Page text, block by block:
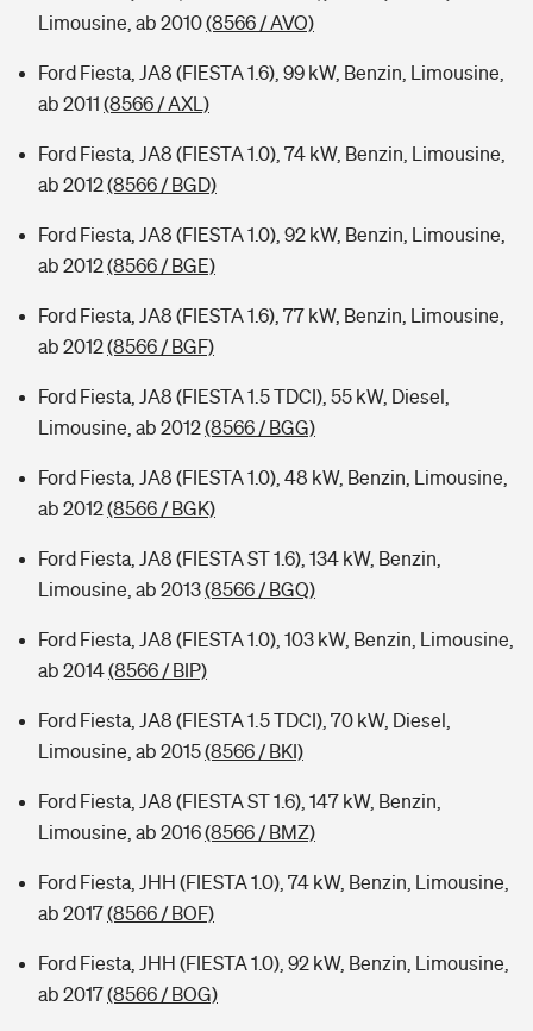
Limousine, ab 2010(8566 / AVO)
Ford Fiesta, JA8 (FIESTA 1.6), 99 kW, Benzin, Limousine,
ab 2011 (8566 / AXL)
Ford Fiesta, JA8 (FIESTA 1.0), 74 kW, Benzin, Limousine,
ab 2012(8566 / BGD)
Ford Fiesta, JA8 (FIESTA 1.0), 92 kW, Benzin, Limousine,
ab 2012(8566 / BGE)
Ford Fiesta, JA8 (FIESTA 1.6), 77 kW, Benzin, Limousine,
ab 2012(8566 / BGF)
Ford Fiesta, JA8 (FIESTA 1.5 TDCI), 55 kW, Diesel,
Limousine, ab 2012(8566 / BGG)
Ford Fiesta, JA8 (FIESTA 1.0), 48 kW, Benzin, Limousine,
ab 2012(8566 / BGK)
Ford Fiesta, JA8 (FIESTA ST 1.6), 134 kW, Benzin,
Limousine, ab 2013(8566 / BGQ)
Ford Fiesta, JA8 (FIESTA 1.0), 103 kW, Benzin, Limousine,
ab 2014(8566 / BIP)
Ford Fiesta, JA8 (FIESTA 1.5 TDCI), 70 kW, Diesel,
Limousine, ab 2015(8566 / BKI)
Ford Fiesta, JA8 (FIESTA ST 1.6), 147 kW, Benzin,
Limousine, ab 2016(8566 / BMZ)
Ford Fiesta, JHH (FIESTA 1.0), 74 kW, Benzin, Limousine,
ab 2017(8566 / BOF)
Ford Fiesta, JHH (FIESTA 1.0), 92 kW, Benzin, Limousine,
ab 2017(8566 / BOG)